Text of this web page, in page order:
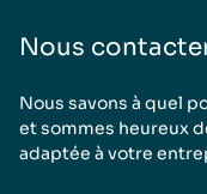
Nous
Nous savons à quel
et sommes heureux
adaptée à votre